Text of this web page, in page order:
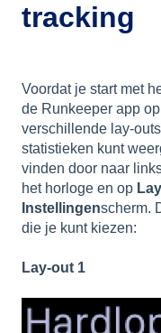
tracking
Voordat je start met
de Runkeeper app
verschillende lay-
statistieken kunt
vinden door naar
het horloge en op
Instellingenscherm.
die je kunt kiezen:
Lay-out 1